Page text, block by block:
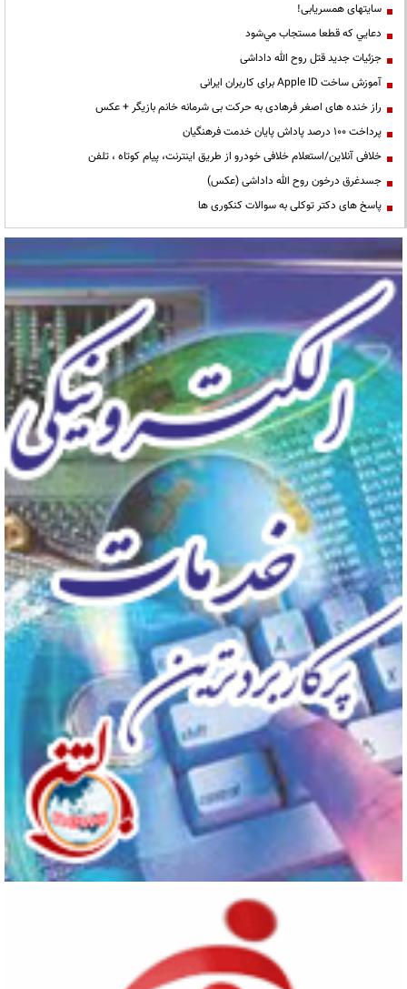
سایتهای همسریابی!
دعايي كه قطعا مستجاب مي‌شود
جزئیات جدید قتل روح الله داداشی
آموزش ساخت Apple ID برای کاربران ایرانی
راز خنده های اصغر فرهادی به حرکت بی شرمانه خانم بازیگر + عکس
پرداخت ۱۰۰ درصد پاداش پایان خدمت فرهنگیان
خلافی آنلاین/استعلام خلافی خودرو از طریق اینترنت، پیام کوتاه ، تلفن
جسدغرق درخون روح الله داداشی (عکس)
پاسخ های دکتر توکلی به سوالات کنکوری ها